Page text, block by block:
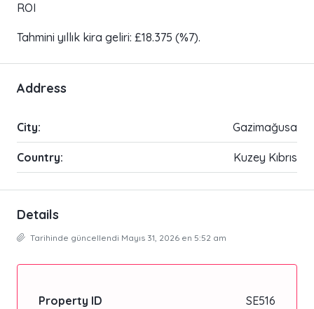
ROI
Tahmini yıllık kira geliri: £18.375 (%7).
Address
City: Gazimağusa
Country: Kuzey Kıbrıs
Details
Tarihinde güncellendi Mayıs 31, 2026 en 5:52 am
Property ID SE516